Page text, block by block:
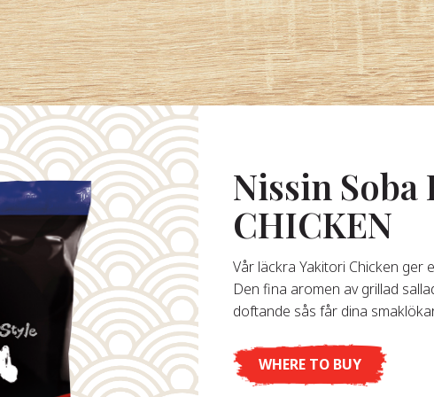
Nissin Soba
CHICKEN
Vår läckra Yakitori Chicken ger
Den fina aromen av grillad
doftande sås får dina
WHERE TO BUY